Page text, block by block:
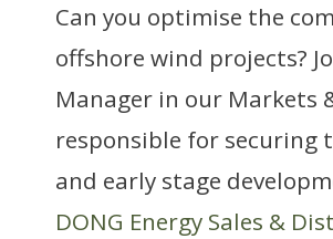
Can you optimise the
offshore wind projects?
Manager in our Markets
responsible for securing
and early stage
DONG Energy Sales &